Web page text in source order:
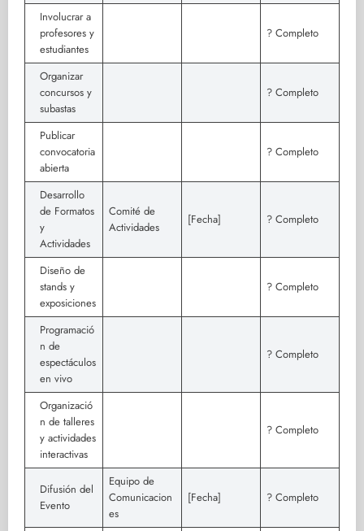
Involucrar a
profesores y
estudiantes
? Completo
Organizar
concursos y
subastas
? Completo
Publicar
convocatoria
abierta
? Completo
Desarrollo
de Formatos
y
Actividades
Comité de
Actividades
[Fecha] ? Completo
Diseño de
stands y
exposiciones
? Completo
Programació
n de
espectáculos
en vivo
? Completo
Organizació
n de talleres
y actividades
interactivas
? Completo
Difusión del
Evento
Equipo de
Comunicacion
es
[Fecha] ? Completo